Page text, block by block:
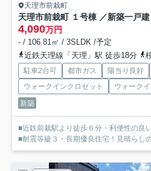
天理市前栽町
天理市前栽町 １号棟 ／新築一戸建
4,090万円
- / 106.81㎡ / 3SLDK /予定
近鉄天理線「天理」駅 徒歩18分
駐車2台可 都市ガス 陽当り良好
ウォークインクロゼット
ウォーク
新築
■近鉄前栽駅より徒歩６分・利便性の良
■耐震等級３・長期優良住宅！見晴らし